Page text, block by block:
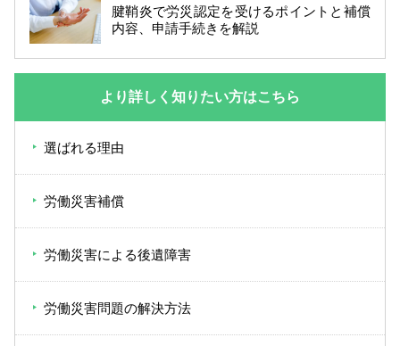
腱鞘炎で労災認定を受けるポイントと補償
内容、申請手続きを解説
より詳しく知りたい方はこちら
選ばれる理由
労働災害補償
労働災害による後遺障害
労働災害問題の解決方法